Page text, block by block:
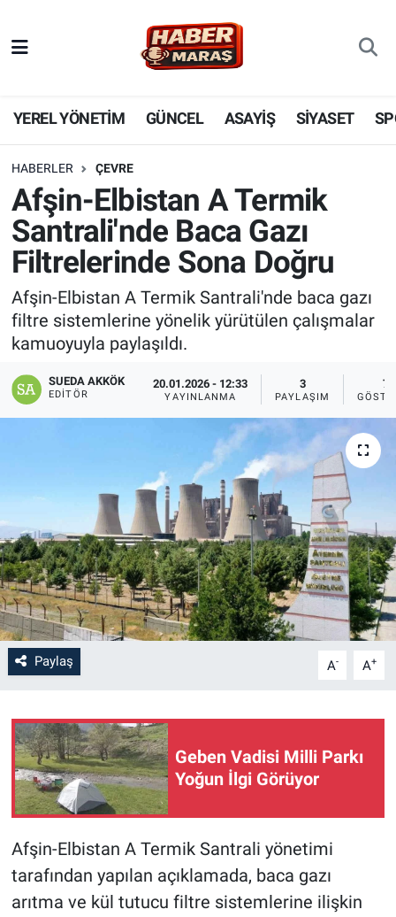
YEREL YÖNETİM GÜNCEL ASAYİŞ SİYASET
HABERLER ÇEVRE
Afşin-Elbistan A Termik
Santrali'nde Baca Gazı
Filtrelerinde Sona Doğru
Afşin-Elbistan A Termik Santrali'nde baca gazı
filtre sistemlerine yönelik yürütülen çalışmalar
kamuoyuyla paylaşıldı.
SUEDA AKKÖK
EDITÖR
20.01.2026 - 12:33
YAYINLANMA
3
PAYLAŞIM
7
Paylaş A- A+
Geben Vadisi Milli Parkı
Yoğun İlgi Görüyor
Afşin-Elbistan A Termik Santrali yönetimi
tarafından yapılan açıklamada, baca gazı
arıtma ve kül tutucu filtre sistemlerine ilişkin
YEREL YÖNETİM
GÜNCEL
KADIN AİLE
SPOR
DÜNYA
EKONOMİ
SİYASET
EĞİTİM
ASAYİŞ
MAGAZİN
KÜLTÜR-SANAT
Nöbetçi Eczaneler
Hava Durumu
Süper Lig Puan Durumu ve Fikstür
Tüm Manşetler
Son Dakika Haberleri
Haber Arşivi